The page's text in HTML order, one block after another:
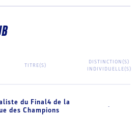
TITRE(S)
DISTINCTION(S)
INDIVIDUELLE(S)
du Final4 de la
des Champions
-